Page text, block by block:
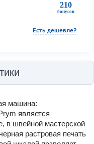
210
бонусов
Есть дешевле?
машина:
является
в швейной мастерской
растровая печать